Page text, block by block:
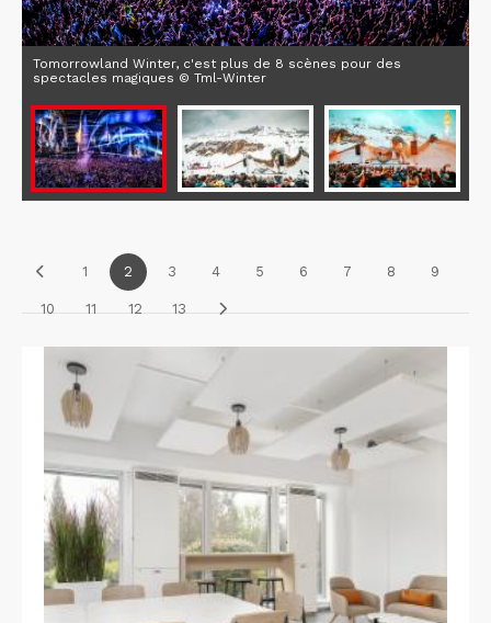
Tomorrowland Winter, c'est plus de 8 scènes pour des
spectacles magiques © Tml-Winter
1 2 3 4 5 6 7 8 9
10 11 12 13